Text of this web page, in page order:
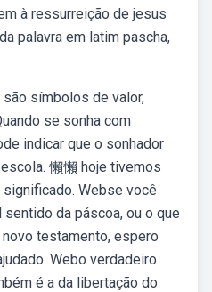
à ressurreição de jesus
palavra em latim pascha,
símbolos de valor,
se sonha com
indicar que o sonhador
懶懶 hoje tivemos
Webse você
da páscoa, ou o que
testamento, espero
Webo verdadeiro
é a da libertação do